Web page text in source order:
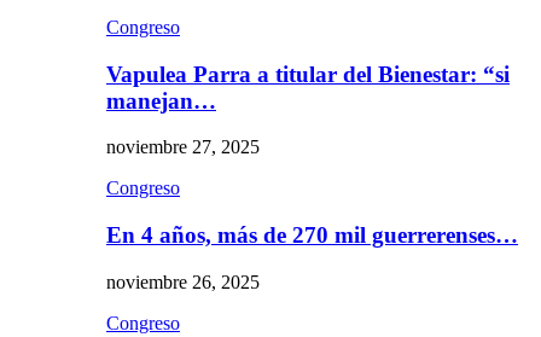
Congreso
Vapulea Parra a titular del Bienestar: “si
manejan…
noviembre 27, 2025
Congreso
En 4 años, más de 270 mil guerrerenses…
noviembre 26, 2025
Congreso